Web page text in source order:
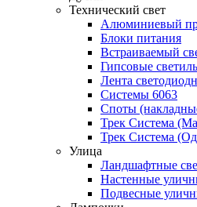
Технический свет
Алюминиевый
Блоки питания
Встраиваемый
Гипсовые
Лента
Системы 6063
Споты
Трек Система
Трек Система
Улица
Ландшафтные
Настенные
Подвесные